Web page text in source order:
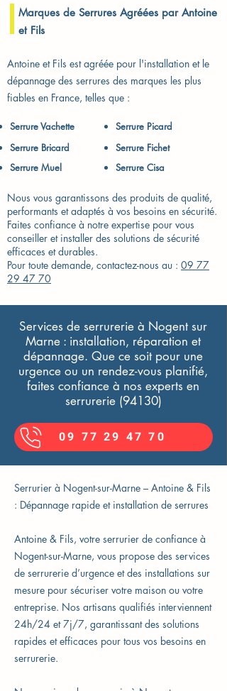
Marques de Serrures Agréées par Antoine
et Fils
Antoine et Fils est agréée pour l'installation et le
dépannage des serrures des marques les plus
fiables en France, telles que :
Serrure Vachette​
Serrure Picard
Serrure Bricard
Serrure Fichet
Serrure Muel
Serrure Cisa
Nous vous garantissons des produits de qualité,
performants et adaptés à vos besoins en sécurité.
Faites confiance à notre expertise pour vous
conseiller et installer des solutions de sécurité
efficaces et durables.
Pour toute demande, contactez-nous au : 09 77
29 47 70
Services de serrurerie à Nogent sur
Marne : installation, réparation et
dépannage. Que ce soit pour une
urgence ou un rendez-vous planifié,
faites confiance à nos experts en
serrurerie (94130)
09 77 29 47 70
Serrurier à Nogent-sur-Marne – Antoine & Fils
: Dépannage rapide et installation de serrures
Antoine & Fils, votre serrurier de confiance à
Nogent-sur-Marne, vous propose des services
de serrurerie d’urgence et des installations sur
mesure pour sécuriser votre maison ou votre
entreprise. Nos artisans qualifiés interviennent
24h/24 et 7j/7, garantissant des solutions
rapides et efficaces pour tous vos besoins en
serrurerie.